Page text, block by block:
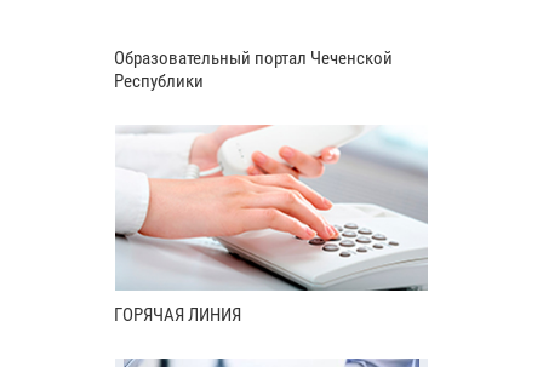
Образовательный портал Чеченской
Республики
ГОРЯЧАЯ ЛИНИЯ